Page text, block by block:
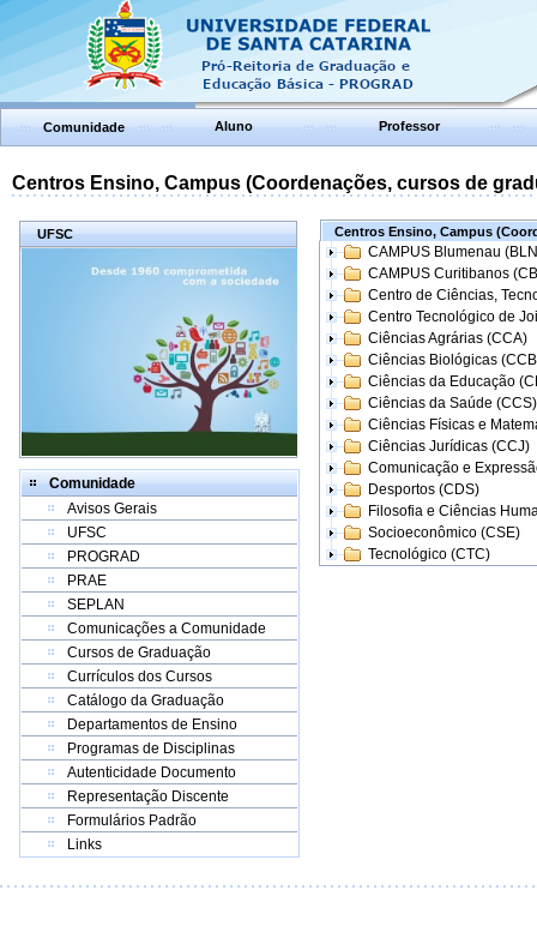
Comunidade Aluno Professor
Centros Ensino, Campus (Coordenações, cursos de
UFSC
Comunidade
Avisos Gerais
UFSC
PROGRAD
PRAE
SEPLAN
Comunicações a Comunidade
Cursos de Graduação
Currículos dos Cursos
Catálogo da Graduação
Departamentos de Ensino
Programas de Disciplinas
Autenticidade Documento
Representação Discente
Formulários Padrão
Links
Centros Ensino, Campus
CAMPUS Blumenau
CAMPUS Curitibanos
Centro de Ciências,
Centro Tecnológico de
Ciências Agrárias (CCA)
Ciências Biológicas
Ciências da Educação
Ciências da Saúde (CCS)
Ciências Físicas e
Ciências Jurídicas (CCJ)
Comunicação e
Desportos (CDS)
Filosofia e Ciências
Socioeconômico (CSE)
Tecnológico (CTC)